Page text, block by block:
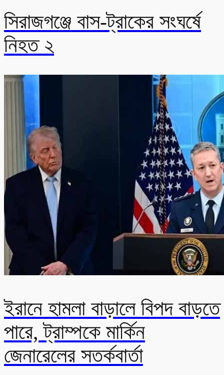
সিরাজগঞ্জে বাস-ট্রাকের সংঘর্ষে
নিহত ২
ইরানে হামলা বাড়ালে বিপদ বাড়তে
পারে, ট্রাম্পকে মার্কিন
জেনারেলের সতর্কবার্তা